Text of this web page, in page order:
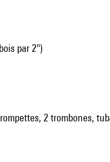
par 2")
2 trombones,